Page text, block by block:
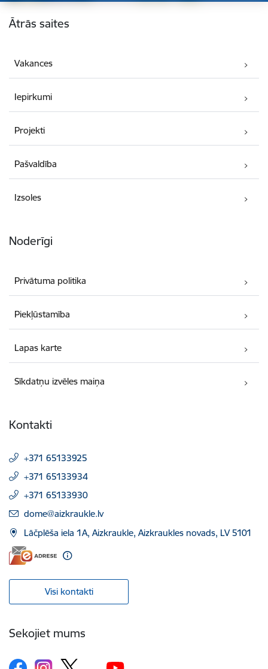
Kājene
Ātrās saites
Vakances
Iepirkumi
Projekti
Pašvaldība
Izsoles
Noderīgi
Privātuma politika
Piekļūstamība
Lapas karte
Sīkdatņu izvēles maiņa
Kontakti
+371 65133925
+371 65133934
+371 65133930
E-pasts:
dome@aizkraukle.lv
Lāčplēša iela 1A, Aizkraukle, Aizkraukles novads, LV 5101
Visi kontakti
Sekojiet mums